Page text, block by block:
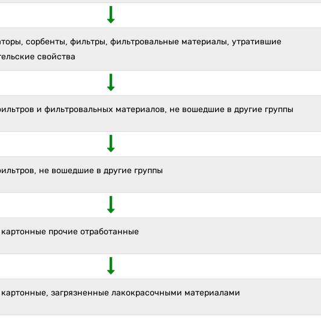
сорбенты, фильтры, фильтровальные материалы, утратившие
свойства
и фильтровальных материалов, не вошедшие в другие группы
не вошедшие в другие группы
прочие отработанные
загрязненные лакокрасочными материалами